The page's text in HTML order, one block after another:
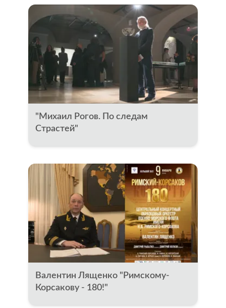
"Михаил Рогов. По следам
Страстей"
Валентин Лященко "Римскому-
Корсакову - 180!"